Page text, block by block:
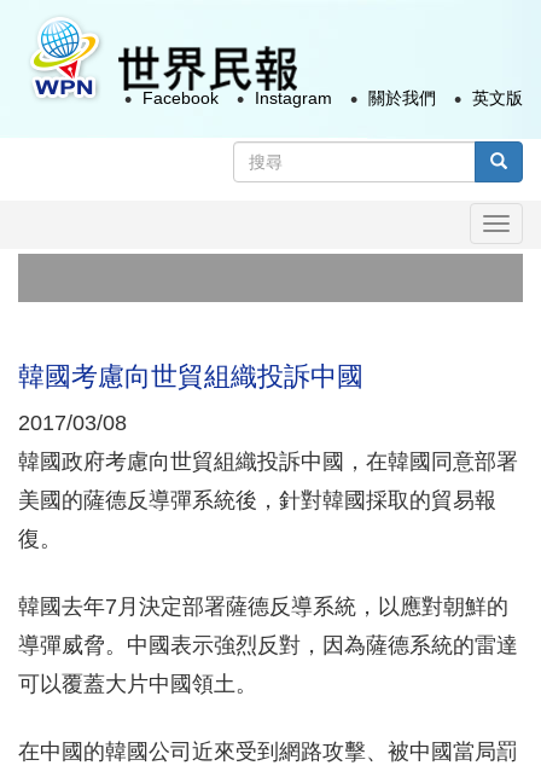
容
搜
尋
Facebook Instagram 關於我們 英文版
韓國考慮向世貿組織投訴中國
2017/03/08
韓國政府考慮向世貿組織投訴中國，在韓國同意部署
美國的薩德反導彈系統後，針對韓國採取的貿易報
復。
韓國去年7月決定部署薩德反導系統，以應對朝鮮的
導彈威脅。中國表示強烈反對，因為薩德系統的雷達
可以覆蓋大片中國領土。
在中國的韓國公司近來受到網路攻擊、被中國當局罰